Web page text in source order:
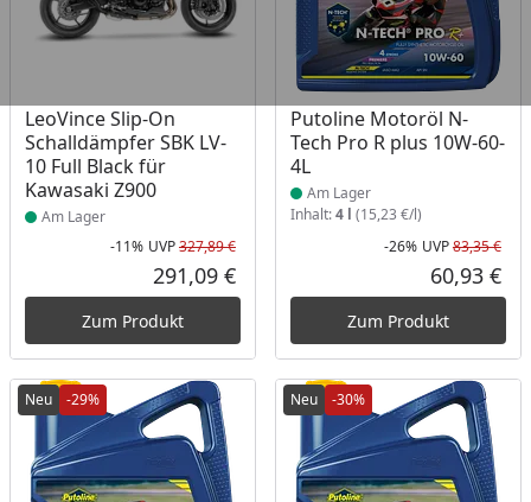
LeoVince Slip-On
Schalldämpfer SBK LV-
10 Full Black für
Kawasaki Z900
Produkt am Lager
Am Lager
Rabatt in Prozent
-11%
Ursprünglicher Preis
UVP327,89 €
Aktueller Preis
291,09 €
Zum Produkt
Putoline Motoröl N-
Tech Pro R plus 10W-60-
4L
Produkt am Lager
Am Lager
Inhalt:4 l (15,23 €/l)
-26% UVP83,35 €
60,93 €
Zum Produkt
Neu -29% Neu -30%